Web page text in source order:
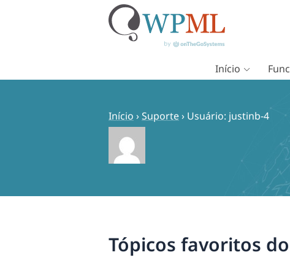
Início
Início ›Suporte› Usuário: justinb-4
Tópicos favoritos